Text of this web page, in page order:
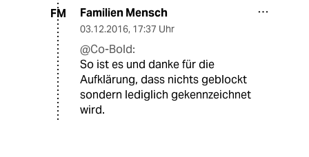
FM Familien Mensch
03.12.2016, 17:37 Uhr
@Co-Bold:
So ist es und danke für die
Aufklärung, dass nichts geblockt
sondern lediglich gekennzeichnet
wird.